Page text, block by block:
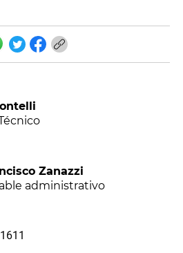
Zanazzi
administrativo